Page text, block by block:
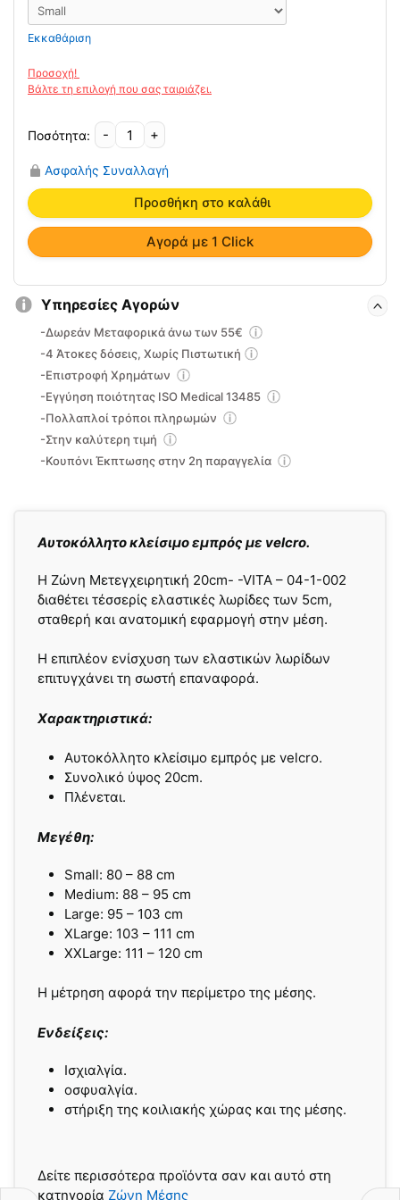
Αυτοκόλλητο κλείσιμο εμπρός με velcro.
Η Ζώνη Μετεγχειρητική 20cm- -VITA – 04-1-002
διαθέτει τέσσερίς ελαστικές λωρίδες των 5cm,
σταθερή και ανατομική εφαρμογή στην μέση.
Η επιπλέον ενίσχυση των ελαστικών λωρίδων
επιτυγχάνει τη σωστή επαναφορά.
Χαρακτηριστικά:
Αυτοκόλλητο κλείσιμο εμπρός με velcro.
Συνολικό ύψος 20cm.
Πλένεται.
Μεγέθη:
Small: 80 – 88 cm
Medium: 88 – 95 cm
Large: 95 – 103 cm
XLarge: 103 – 111 cm
XXLarge: 111 – 120 cm
Η μέτρηση αφορά την περίμετρο της μέσης.
Ενδείξεις:
Ισχιαλγία.
οσφυαλγία.
στήριξη της κοιλιακής χώρας και της μέσης.
Δείτε περισσότερα προϊόντα σαν και αυτό στη
κατηγορία Ζώνη Μέσης
Εκκαθάριση
Αγορά με 1 Click
-
Ζώνη
Μετεγχειρητική
20cm-
-
VITA
-
04-
002
+
Ασφαλής Συναλλαγή
Προσθήκη στο καλάθι
Υπηρεσίες Αγορών
-Δωρεάν Μεταφορικά άνω των 55€
-4 Άτοκες δόσεις, Χωρίς Πιστωτική
-Επιστροφή Χρημάτων
-Εγγύηση ποιότητας ISO Medical 13485
-Πολλαπλοί τρόποι πληρωμών
-Στην καλύτερη τιμή
-Κουπόνι Έκπτωσης στην 2η παραγγελία